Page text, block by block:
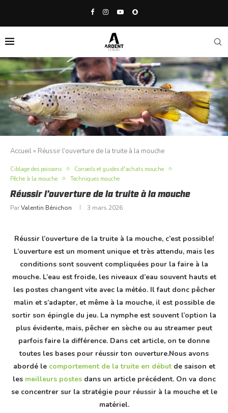
Accueil » Réussir l’ouverture de la truite à la mouche
Ciblage des poissons
Conseils et guides d'achats mouche
Pêche à la mouche
Techniques mouche
Réussir l’ouverture de la truite à la mouche
ParValentin Bénichon 3 mars 2026
Réussir l’ouverture de la truite à la mouche, c’est possible!
L’ouverture est un moment unique et très attendu, mais les
conditions sont souvent compliquées pour la faire à la
mouche. L’eau est froide, les niveaux d’eau souvent hauts et
les postes changent vite avec la météo. Il faut donc pêcher
malin et s’adapter, et même à la mouche, il est possible de
sortir son épingle du jeu. La nymphe est souvent l’option la
plus évidente, mais, pêcher en sèche ou au streamer peut
parfois faire la différence. Dans cet article, on te donne
toutes les bases pour réussir ton ouverture.Nous avons
abordé le comportement de la truite en débutde saison et
les meilleurs postesdans un article précédent. On va donc
se concentrer sur la stratégie pour réussir à la mouche et le
matériel.